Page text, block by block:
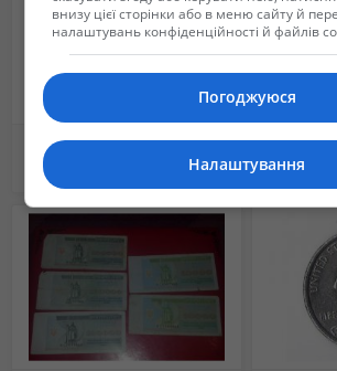
Монеты разных стран мира
Не указана 900 грн.
внизу цієї сторінки або в меню сайту й
налаштувань конфіденційності й файлів
Погоджуюся
Налаштування